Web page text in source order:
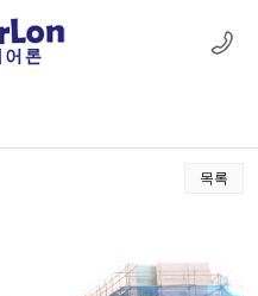
목록